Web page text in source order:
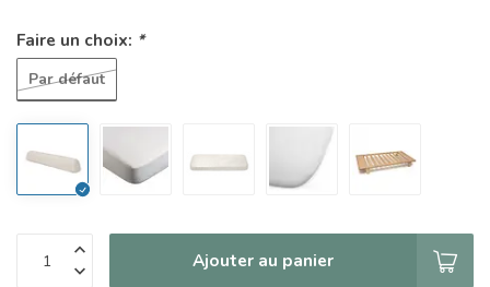
Faire un choix: *
Par défaut
Ajouter au panier